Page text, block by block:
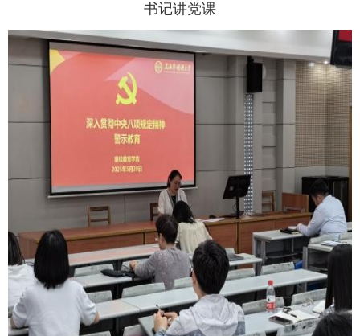
书记讲党课